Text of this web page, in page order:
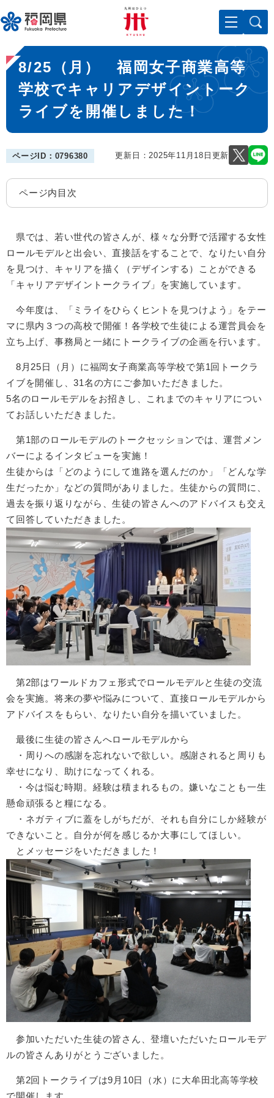
ー
ジ
先
頭
メニューを飛ばして本文へ
本
文
8/25（月） 福岡女子商業高等
学校でキャリアデザイントーク
ライブを開催しました！
ページID：0796380 更新日：2025年11月18日更新
ページ内目次
県では、若い世代の皆さんが、様々な分野で活躍する女性
ロールモデルと出会い、直接話をすることで、なりたい自分
を見つけ、キャリアを描く（デザインする）ことができる
「キャリアデザイントークライブ」を実施しています。
今年度は、「ミライをひらくヒントを見つけよう」をテー
マに県内３つの高校で開催！各学校で生徒による運営員会を
立ち上げ、事務局と一緒にトークライブの企画を行います。
8月25日（月）に福岡女子商業高等学校で第1回トークラ
イブを開催し、31名の方にご参加いただきました。
5名のロールモデルをお招きし、これまでのキャリアについ
てお話しいただきました。
第1部のロールモデルのトークセッションでは、運営メン
バーによるインタビューを実施！
生徒からは「どのようにして進路を選んだのか」「どんな学
生だったか」などの質問がありました。生徒からの質問に、
過去を振り返りながら、生徒の皆さんへのアドバイスも交え
て回答していただきました。
第2部はワールドカフェ形式でロールモデルと生徒の交流
会を実施。将来の夢や悩みについて、直接ロールモデルから
アドバイスをもらい、なりたい自分を描いていました。
最後に生徒の皆さんへロールモデルから
・周りへの感謝を忘れないで欲しい。感謝されると周りも
幸せになり、助けになってくれる。
・今は悩む時期。経験は積まれるもの。嫌いなことも一生
懸命頑張ると糧になる。
・ネガティブに蓋をしがちだが、それも自分にしか経験が
できないこと。自分が何を感じるか大事にしてほしい。
とメッセージをいただきました！
参加いただいた生徒の皆さん、登壇いただいたロールモデ
ルの皆さんありがとうございました。
第2回トークライブは9月10日（水）に大牟田北高等学校
で開催します。